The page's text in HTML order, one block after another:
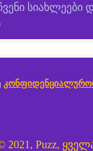
სიახლეები
2021, Puzz,